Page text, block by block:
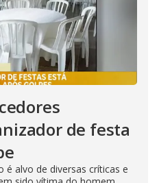
de festa
é alvo de diversas críticas e